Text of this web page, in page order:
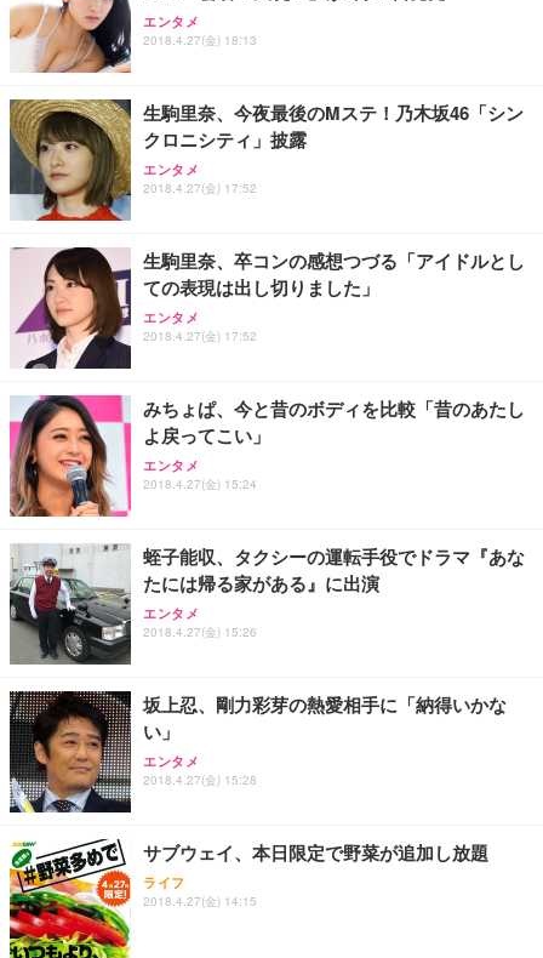
ッシュ 通気性 ランバーサポート付き 腰サポート ガ
ス圧無段階昇降 360度回転 キャスター付き コンパク
HOOTER Gaming Monitor 24” Essential ゲーミン
グモニター QD 24.5インチ 1ms FHD 量子ドット 残
アイリスオーヤマ ペットシーツ 超厚型 お徳用 レギ
ュラー 200枚入【Amazon.co.jp限定】
エンタメ
2018.4.27(金) 18:13
生駒里奈、今夜最後のMステ！乃木坂46「シン
クロニシティ」披露
エンタメ
2018.4.27(金) 17:52
生駒里奈、卒コンの感想つづる「アイドルとし
ての表現は出し切りました」
エンタメ
2018.4.27(金) 17:52
みちょぱ、今と昔のボディを比較「昔のあたし
よ戻ってこい」
エンタメ
2018.4.27(金) 15:24
蛭子能収、タクシーの運転手役でドラマ『あな
たには帰る家がある』に出演
エンタメ
2018.4.27(金) 15:26
坂上忍、剛力彩芽の熱愛相手に「納得いかな
い」
エンタメ
2018.4.27(金) 15:28
サブウェイ、本日限定で野菜が追加し放題
ライフ
2018.4.27(金) 14:15